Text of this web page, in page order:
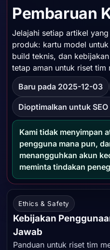
Pembaruan
Jelajahi setiap artikel
produk: kartu model
build teknis, dan
tetap aman untuk riset tim
Baru pada 2025-12-03
Dioptimalkan untuk
Kami tidak menyimpan
pengguna mana pun,
menangguhkan akun
meminta tindakan
Artikel Riset
Ethics & Safety
Kebijakan
Jawab
Panduan untuk riset tim